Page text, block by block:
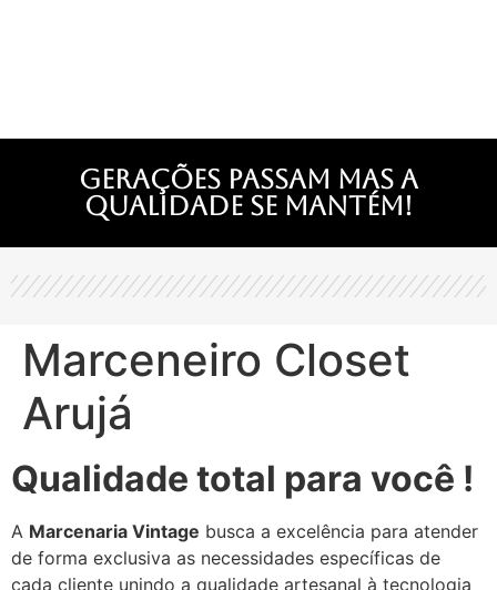
Gerações passam mas a
qualidade se mantém!
Marceneiro Closet
Arujá
Qualidade total para você !
A Marcenaria Vintage busca a excelência para atender
de forma exclusiva as necessidades específicas de
cada cliente unindo a qualidade artesanal à tecnologia